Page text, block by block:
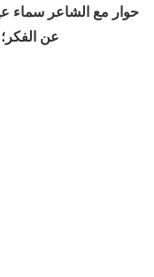
حوار مع الشاعر سماء
عن